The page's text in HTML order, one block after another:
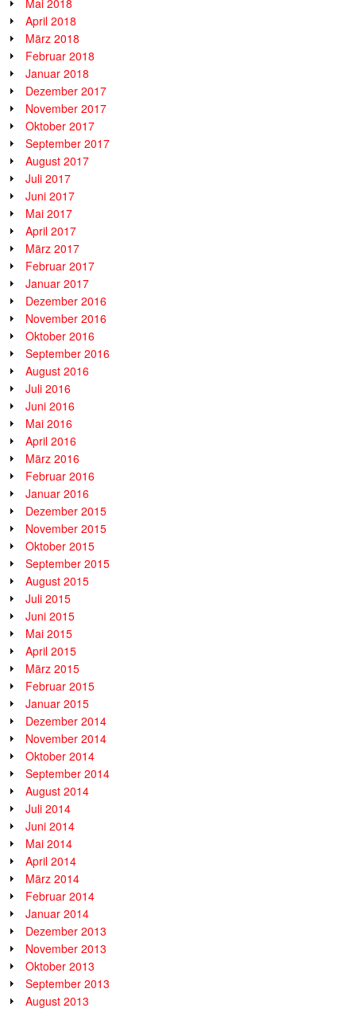
April 2018
März 2018
Februar 2018
Januar 2018
Dezember 2017
November 2017
Oktober 2017
September 2017
August 2017
Juli 2017
Juni 2017
Mai 2017
April 2017
März 2017
Februar 2017
Januar 2017
Dezember 2016
November 2016
Oktober 2016
September 2016
August 2016
Juli 2016
Juni 2016
Mai 2016
April 2016
März 2016
Februar 2016
Januar 2016
Dezember 2015
November 2015
Oktober 2015
September 2015
August 2015
Juli 2015
Juni 2015
Mai 2015
April 2015
März 2015
Februar 2015
Januar 2015
Dezember 2014
November 2014
Oktober 2014
September 2014
August 2014
Juli 2014
Juni 2014
Mai 2014
April 2014
März 2014
Februar 2014
Januar 2014
Dezember 2013
November 2013
Oktober 2013
September 2013
August 2013